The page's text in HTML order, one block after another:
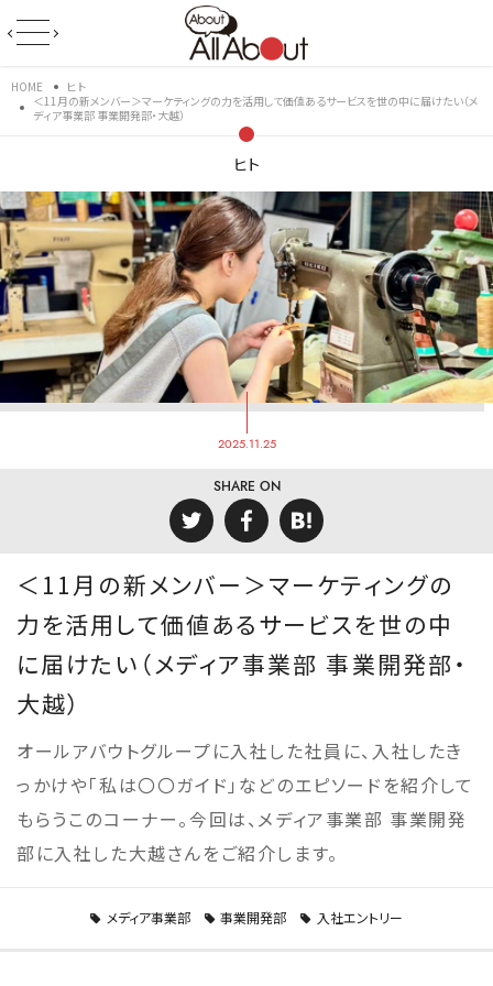
HOME
ヒト
＜11月の新メンバー＞マーケティングの力を活用して価値あるサービスを世の中に届けたい（メ
ディア事業部 事業開発部・大越）
ヒト
2025.11.25
SHARE ON
＜11月の新メンバー＞マーケティングの
力を活用して価値あるサービスを世の中
に届けたい（メディア事業部 事業開発部・
大越）
オールアバウトグループに入社した社員に、入社したき
っかけや「私は〇〇ガイド」などのエピソードを紹介して
もらうこのコーナー。今回は、メディア事業部 事業開発
部に入社した大越さんをご紹介します。
メディア事業部 事業開発部 入社エントリー